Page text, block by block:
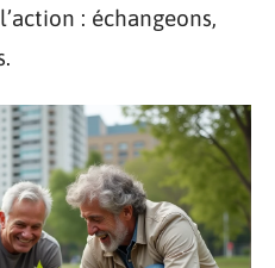
: échangeons,